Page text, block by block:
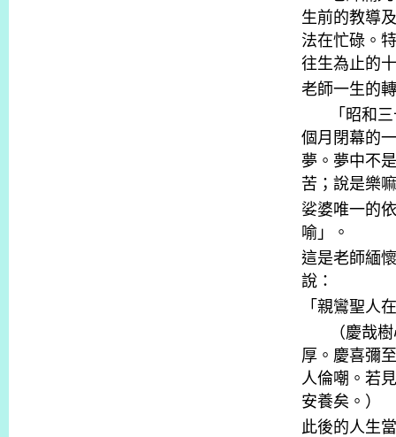
生前的教導
法在忙碌。
往生為止的
老師一生的
「昭和
個月閉幕的
夢。夢中不
苦；說是樂
娑婆唯一的
喻」。
這是老師緬
說：
「親鸞聖人
（慶哉
厚。慶喜彌
人倫嘲。若
安養矣。）
此後的人生